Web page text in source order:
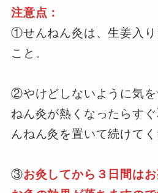
注意点：
①せんねん灸は、生姜入り
こと。
②やけどしないように気
ねん灸が熱くなったらす
んねん灸を置いて続けてく
③お灸してから３日間はお